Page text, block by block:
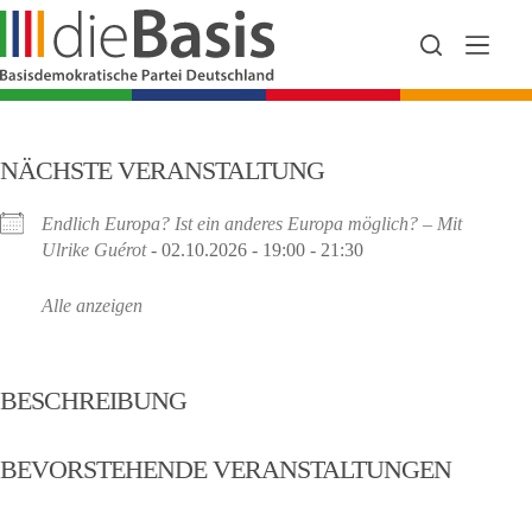
Zum
springen
NÄCHSTE VERANSTALTUNG
Endlich Europa? Ist ein anderes Europa möglich? – Mit
Ulrike Guérot- 02.10.2026 - 19:00 - 21:30
Alle anzeigen
BESCHREIBUNG
BEVORSTEHENDE VERANSTALTUNGEN